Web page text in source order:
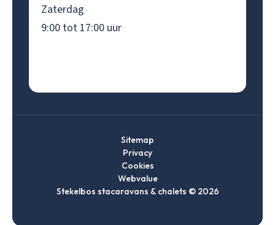
Zaterdag
9:00 tot 17:00 uur
Stekelbos stacaravans & chalets © 2026
Sitemap
Privacy
Cookies
Webvalue